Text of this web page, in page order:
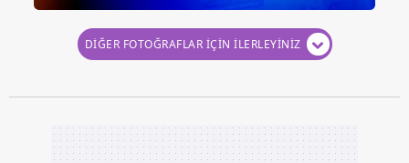
DİĞER FOTOĞRAFLAR İÇİN İLERLEYİNİZ